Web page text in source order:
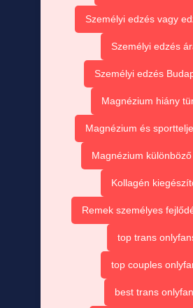
Személyi edzés vagy
Személyi edzés
Személyi edzés
Magnézium hiány
Magnézium és
Magnézium
Kollagén
Remek személyes
top trans
top couples
best trans